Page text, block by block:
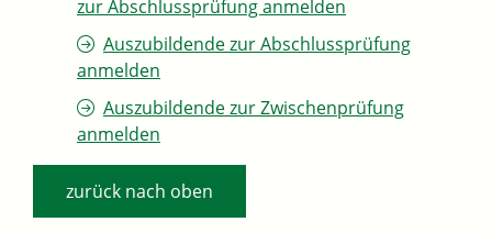
zur Abschlussprüfung anmelden
Auszubildende zur Abschlussprüfung
anmelden
Auszubildende zur Zwischenprüfung
anmelden
zurück nach oben